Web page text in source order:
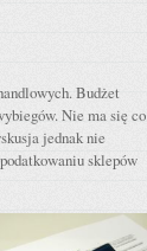
Budżet
Nie ma się co
jednak nie
sklepów